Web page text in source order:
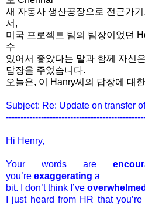
새 자동사 생산공장으로 전근가
서,
미국 프로젝트 팀의 팀장이었던
수
있어서 좋았다는 말과 함께 자신
답장을 주었습니다.
오늘은, 이 Hanry씨의 답장에 대
Subject: Re: Update on transfer
------------------------------
Hi Henry,
Your words are
you’re exaggerating a
bit. I don’t think I’ve overwhelmed
I just heard from HR that